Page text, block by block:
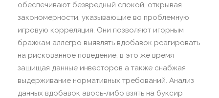
обеспечивают безвредный спокой, открывая
закономерности, указывающие во проблемную
игровую корреляция. Они позволяют игорным
бражкам аллегро выявлять вдобавок реагировать
на рискованное поведение, в это же время
защищая данные инвесторов а также снабжая
выдерживание нормативных требований. Анализ
данных вдобавок авось-либо взять на буксир